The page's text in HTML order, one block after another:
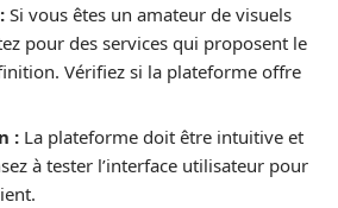
Si vous êtes un amateur de visuels
pour des services qui proposent le
Vérifiez si la plateforme offre
: La plateforme doit être intuitive et
à tester l’interface utilisateur pour